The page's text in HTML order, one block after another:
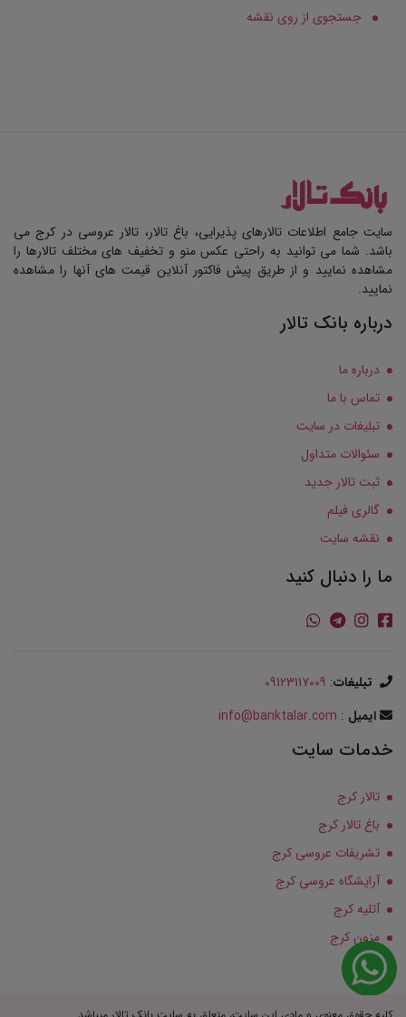
جستجوی از روی نقشه
سایت جامع اطلاعات تالارهای پذیرایی، باغ تالار، تالار عروسی در کرج می
باشد. شما می توانید به راحتی عکس منو و تخفیف های مختلف تالارها را
مشاهده نمایید و از طریق پیش فاکتور آنلاین قیمت های آنها را مشاهده
نمایید.
درباره بانک تالار
درباره ما
تماس با ما
تبلیغات در سایت
سئوالات متداول
ثبت تالار جدید
گالری فیلم
نقشه سایت
ما را دنبال کنید
تبلیغات:
09123117009
ایمیل :
info@banktalar.com
خدمات سایت
تالار کرج
باغ تالار کرج
تشریفات عروسی کرج
آرایشگاه عروسی کرج
آتلیه کرج
مزون کرج